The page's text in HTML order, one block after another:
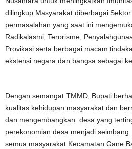
dilingkup Masyarakat diberbagai
permasalahan yang saat ini
Radikalasmi, Terorisme,
Provikasi serta berbagai macam
ekstensi negara dan bangsa sebagai
Dengan semangat TMMD, Bupati
kualitas kehidupan masyarakat dan
dan mengembangkan desa yang
perekonomian desa menjadi
semua masyarakat Kecamatan Gane